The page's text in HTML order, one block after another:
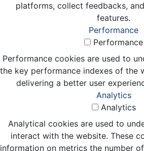
platforms, collect feedbacks,
features.
Performance
Performance
Performance cookies are used to
the key performance indexes of the
delivering a better user
Analytics
Analytics
Analytical cookies are used to
interact with the website. These
information on metrics the number